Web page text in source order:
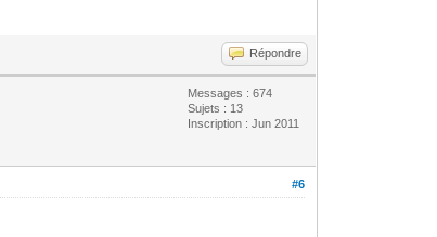
Répondre
Messages : 674
Sujets : 13
Inscription : Jun 2011
#6